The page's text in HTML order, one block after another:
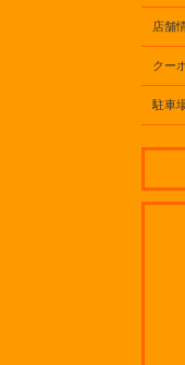
店舗
クー
駐車